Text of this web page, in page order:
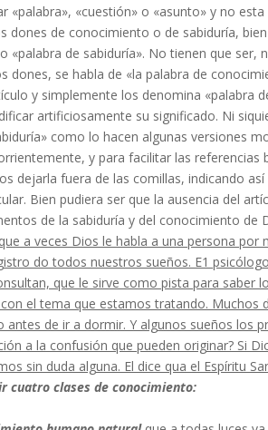
«palabra», «cuestión» o «asunto» y no
dones de conocimiento o de sabiduría,
«palabra de sabiduría». No tienen que ser,
dones, se habla de «la palabra de
y simplemente los denomina «palabra
artificiosamente su sig­nificado. Ni
como lo hacen algunas versiones
y para facilitar las
dejarla fuera de las comillas, indicando
Bien pudie­ra ser que la ausencia del
de la sabiduría y del conocimiento de
a veces Dios le habla a una persona
do todos nuestros sueños. E1
que le sirve como pista para saber
el tema que estamos tratando.
antes de ir a dormir. Y algunos sueños los
a la confusión que pueden originar? Si
sin duda alguna. El dice qua el Espíritu
cuatro clases de conocimiento: